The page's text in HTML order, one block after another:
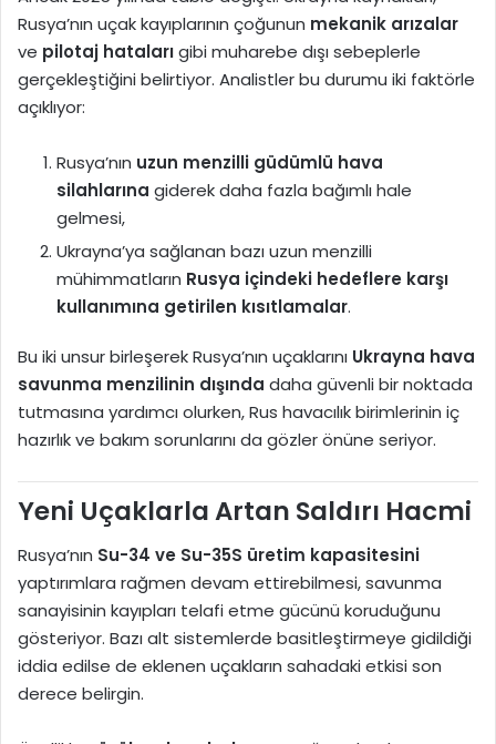
Rusya’nın uçak kayıplarının çoğunun mekanik arızalar
ve pilotaj hatalarıgibi muharebe dışı sebeplerle
gerçekleştiğini belirtiyor. Analistler bu durumu iki faktörle
açıklıyor:
Rusya’nın uzun menzilli güdümlü hava
silahlarına giderek daha fazla bağımlı hale
gelmesi,
Ukrayna’ya sağlanan bazı uzun menzilli
mühimmatların Rusya içindeki hedeflere karşı
kullanımına getirilen kısıtlamalar.
Bu iki unsur birleşerek Rusya’nın uçaklarını Ukrayna hava
savunma menzilinin dışında daha güvenli bir noktada
tutmasına yardımcı olurken, Rus havacılık birimlerinin iç
hazırlık ve bakım sorunlarını da gözler önüne seriyor.
Yeni Uçaklarla Artan Saldırı Hacmi
Rusya’nın Su-34 ve Su-35S üretim kapasitesini
yaptırımlara rağmen devam ettirebilmesi, savunma
sanayisinin kayıpları telafi etme gücünü koruduğunu
gösteriyor. Bazı alt sistemlerde basitleştirmeye gidildiği
iddia edilse de eklenen uçakların sahadaki etkisi son
derece belirgin.